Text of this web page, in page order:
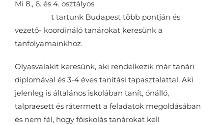
Mi 8., 6. és 4. osztályos
t tartunk Budapest több pontján és
vezető- koordináló tanárokat keresünk a
tanfolyamainkhoz.
Olyasvalakit keresünk, aki rendelkezik már tanári
diplomával és 3-4 éves tanítási tapasztalattal. Aki
jelenleg is általános iskolában tanít, önálló,
talpraesett és rátermett a feladatok megoldásában
és nem fél, hogy főiskolás tanárokat kell